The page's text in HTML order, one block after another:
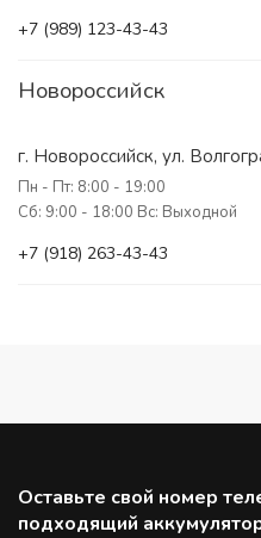
+7 (989) 123-43-43
Новороссийск
г. Новороссийск, ул.
Пн - Пт: 8:00 - 19:00
Сб: 9:00 - 18:00 Вс: Выходной
+7 (918) 263-43-43
Оставьте свой номер
подходящий